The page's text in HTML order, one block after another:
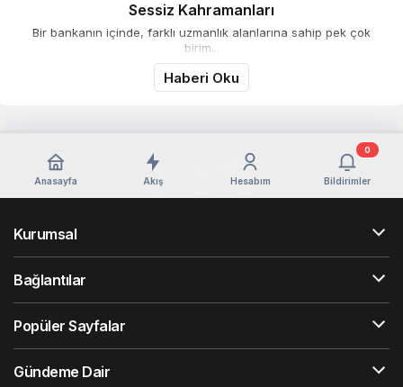
Sessiz Kahramanları
Bir bankanın içinde, farklı uzmanlık alanlarına sahip pek çok
birim...
Haberi Oku
Anasayfa Akış Hesabım Bildirimler
0
Kurumsal
Bağlantılar
Popüler Sayfalar
Gündeme Dair